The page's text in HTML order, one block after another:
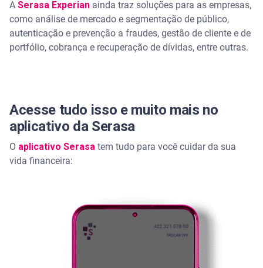
A Serasa Experian ainda traz soluções para as empresas,
como análise de mercado e segmentação de público,
autenticação e prevenção a fraudes, gestão de cliente e de
portfólio, cobrança e recuperação de dívidas, entre outras.
Acesse tudo isso e muito mais no
aplicativo da Serasa
O aplicativo Serasa tem tudo para você cuidar da sua
vida financeira: